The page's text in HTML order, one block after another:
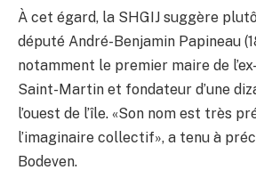
À cet égard, la SHGIJ suggère
député André-Benjamin Papineau
notamment le premier maire de
Saint-Martin et fondateur d’une
l’ouest de l’île. «Son nom est très
l’imaginaire collectif», a tenu à
Bodeven.